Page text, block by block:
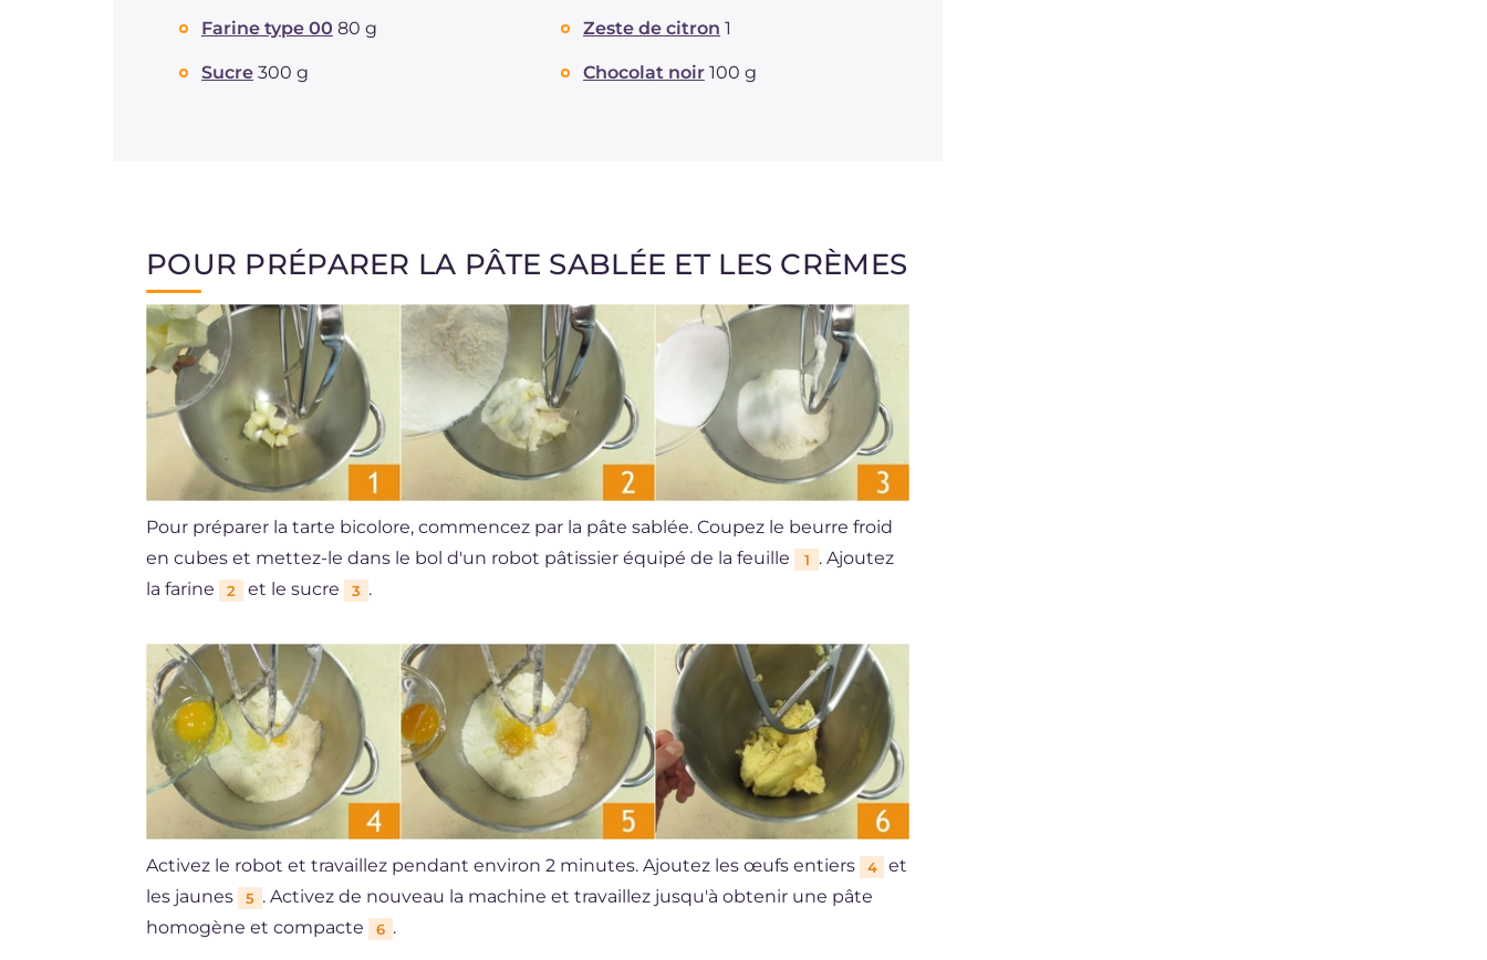
Farine type 00 80 g Zeste de citron 1
Sucre 300 g Chocolat noir 100 g
POUR PRÉPARER LA PÂTE SABLÉE ET LES CRÈMES
Pour préparer la tarte bicolore, commencez par la pâte sablée. Coupez le beurre froid
en cubes et mettez-le dans le bol d'un robot pâtissier équipé de la feuille
1
. Ajoutez
la farine
2 et le sucre 3 .
Activez le robot et travaillez pendant environ 2 minutes. Ajoutez les œufs entiers 4
et
les jaunes
5 . Activez de nouveau la machine et travaillez jusqu'à obtenir une pâte
homogène et compacte
6 .